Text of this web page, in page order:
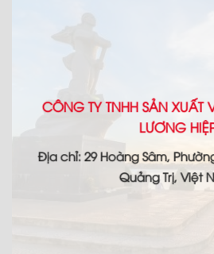
CÔNG TY TNHH SẢN XUẤT
LƯƠNG
Địa chỉ: 29 Hoàng Sâm,
Quảng Trị, Việt